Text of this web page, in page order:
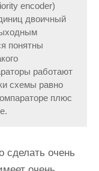
encoder)
двоичный
понятны
работают
схемы равно
плюс
очень